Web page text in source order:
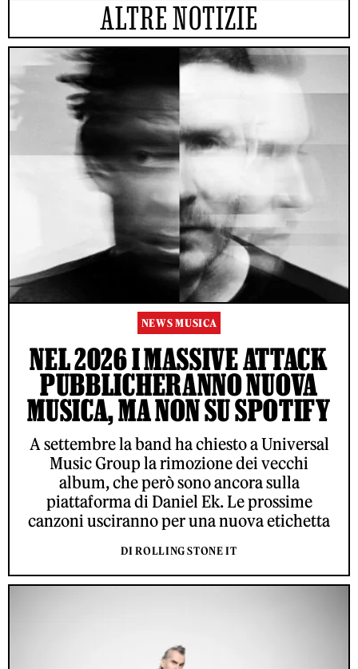
ALTRE NOTIZIE
NEWS MUSICA
NEL 2026 I MASSIVE ATTACK
PUBBLICHERANNO NUOVA
MUSICA, MA NON SU SPOTIFY
A settembre la band ha chiesto a Universal
Music Group la rimozione dei vecchi
album, che però sono ancora sulla
piattaforma di Daniel Ek. Le prossime
canzoni usciranno per una nuova etichetta
DI ROLLING STONE IT